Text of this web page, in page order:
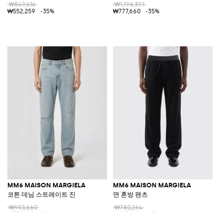
₩849,616
₩552,259
-35%
₩1,196,391
₩777,660
-35%
MM6 MAISON MARGIELA
코튼 데님 스트레이트 진
₩953,660
MM6 MAISON MARGIELA
면 혼방 팬츠
₩780,264